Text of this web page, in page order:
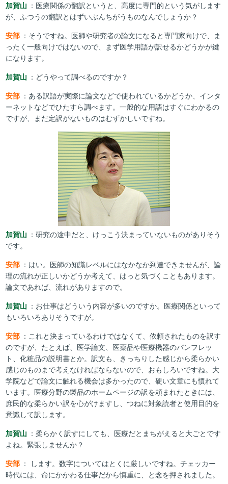
加賀山 ：医療関係の翻訳というと、高度に専門的という気がします
が、ふつうの翻訳とはずいぶんちがうものなんでしょうか？
安部 ：そうですね。医師や研究者の論文になると専門家向けで、ま
ったく一般向けではないので、まず医学用語が訳せるかどうかが鍵
になります。
加賀山 ：どうやって調べるのですか？
安部 ：ある訳語が実際に論文などで使われているかどうか、インタ
ーネットなどでひたすら調べます。一般的な用語はすぐにわかるの
ですが、まだ定訳がないものはむずかしいですね。
加賀山 ：研究の途中だと、けっこう決まっていないものがありそう
です。
安部 ：はい。医師の知識レベルにはなかなか到達できませんが、論
理の流れが正しいかどうか考えて、はっと気づくこともあります。
論文であれば、流れがありますので。
加賀山 ：お仕事はどういう内容が多いのですか。医療関係といって
もいろいろありそうですが。
安部 ：これと決まっているわけではなくて、依頼されたものを訳す
のですが、たとえば、医学論文、医薬品や医療機器のパンフレッ
ト、化粧品の説明書とか。訳文も、きっちりした感じから柔らかい
感じのものまで考えなければならないので、おもしろいですね。大
学院などで論文に触れる機会は多かったので、硬い文章にも慣れて
います。医療分野の製品のホームページの訳を頼まれたときには、
庶民的な柔らかい訳を心がけますし、つねに対象読者と使用目的を
意識して訳します。
加賀山 ：柔らかく訳すにしても、医療だとまちがえると大ごとです
よね。緊張しませんか？
安部 ： します。数字についてはとくに厳しいですね。チェッカー
時代には、命にかかわる仕事だから慎重に、と念を押されました。